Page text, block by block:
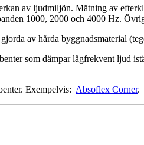
av ljudmiljön. Mätning av
1000, 2000 och 4000 Hz.
av hårda byggnadsmaterial
som dämpar lågfrekvent ljud
Exempelvis: Absoflex Corner.